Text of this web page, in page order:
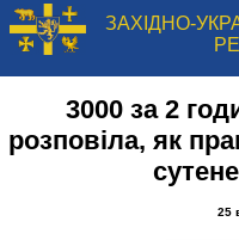
ЗАХІДНО-
3000 за 2
розповіла, як
25